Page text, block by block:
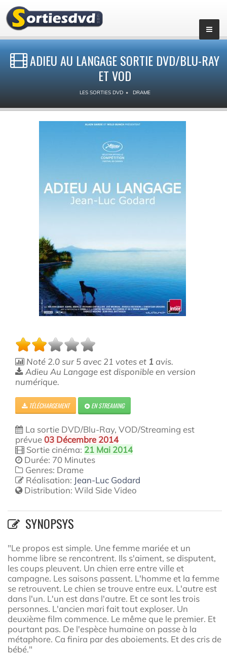
ADIEU AU LANGAGE SORTIE DVD/BLU-RAY
ET VOD
LES SORTIES DVD DRAME
Noté 2.0sur5 avec 21 votes et 1 avis.
Adieu Au Langage est disponible en version
numérique.
TÉLÉCHARGEMENT EN STREAMING
La sortie DVD/Blu-Ray, VOD/Streaming est
prévue03 Décembre 2014
Sortie cinéma: 21 Mai 2014
Durée: 70 Minutes
Genres: Drame
Réalisation: Jean-Luc Godard
Distribution: Wild Side Video
SYNOPSYS
"Le propos est simple. Une femme mariée et un
homme libre se rencontrent. Ils s'aiment, se disputent,
les coups pleuvent. Un chien erre entre ville et
campagne. Les saisons passent. L'homme et la femme
se retrouvent. Le chien se trouve entre eux. L'autre est
dans l'un. L'un est dans l'autre. Et ce sont les trois
personnes. L'ancien mari fait tout exploser. Un
deuxième film commence. Le même que le premier. Et
pourtant pas. De l'espèce humaine on passe à la
métaphore. Ca finira par des aboiements. Et des cris de
bébé."